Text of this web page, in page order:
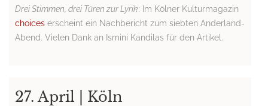
Drei Stimmen, drei Türen zur Lyrik: Im Kölner Kulturmagazin
choices erscheint ein Nachbericht zum siebten Anderland-
Abend. Vielen Dank an Ismini Kandilas für den Artikel.
27. April | Köln